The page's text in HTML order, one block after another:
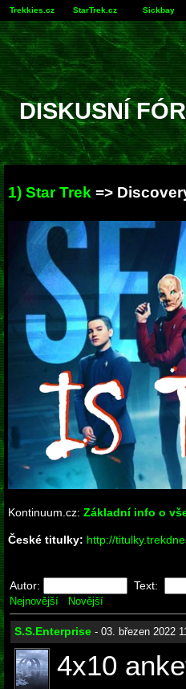
Trekkies.cz StarTrek.cz Sickbay
DISKUSNÍ
1) Star Trek =>
Kontinuum.cz: Základní info o
České titulky: http://
Autor: Text:
Nejnovější Novější
S.S.Enterprise - 03. březen 2022
4x10